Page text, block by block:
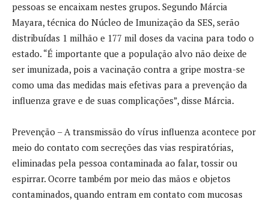
pessoas se encaixam nestes grupos. Segundo Márcia
Mayara, técnica do Núcleo de Imunização da SES, serão
distribuídas 1 milhão e 177 mil doses da vacina para todo o
estado. “É importante que a população alvo não deixe de
ser imunizada, pois a vacinação contra a gripe mostra-se
como uma das medidas mais efetivas para a prevenção da
influenza grave e de suas complicações”, disse Márcia.
Prevenção – A transmissão do vírus influenza acontece por
meio do contato com secreções das vias respiratórias,
eliminadas pela pessoa contaminada ao falar, tossir ou
espirrar. Ocorre também por meio das mãos e objetos
contaminados, quando entram em contato com mucosas